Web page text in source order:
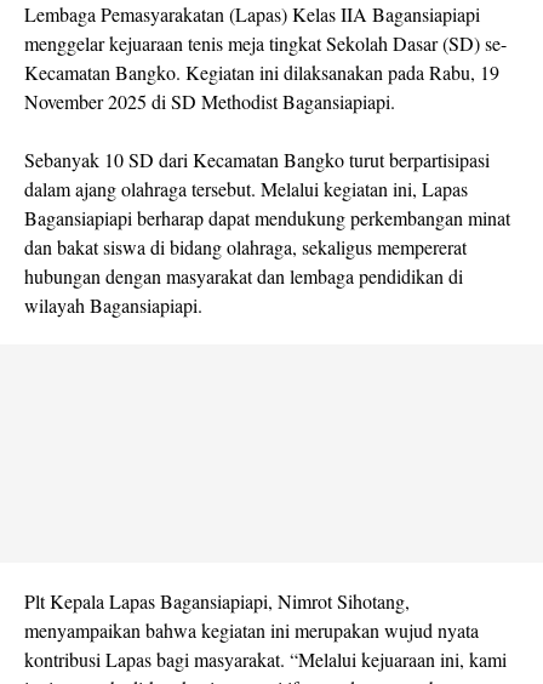
Lembaga Pemasyarakatan (Lapas) Kelas IIA Bagansiapiapi
menggelar kejuaraan tenis meja tingkat Sekolah Dasar (SD) se-
Kecamatan Bangko. Kegiatan ini dilaksanakan pada Rabu, 19
November 2025 di SD Methodist Bagansiapiapi.
Sebanyak 10 SD dari Kecamatan Bangko turut berpartisipasi
dalam ajang olahraga tersebut. Melalui kegiatan ini, Lapas
Bagansiapiapi berharap dapat mendukung perkembangan minat
dan bakat siswa di bidang olahraga, sekaligus mempererat
hubungan dengan masyarakat dan lembaga pendidikan di
wilayah Bagansiapiapi.
Plt Kepala Lapas Bagansiapiapi, Nimrot Sihotang,
menyampaikan bahwa kegiatan ini merupakan wujud nyata
kontribusi Lapas bagi masyarakat. “Melalui kejuaraan ini, kami